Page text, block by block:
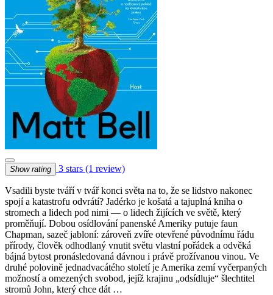
Show rating 3 stars (1 review)
Vsadili byste tváří v tvář konci světa na to, že se lidstvo nakonec
spojí a katastrofu odvrátí? Jadérko je košatá a tajuplná kniha o
stromech a lidech pod nimi — o lidech žijících ve světě, který
proměňují. Dobou osídlování panenské Ameriky putuje faun
Chapman, sazeč jabloní: zároveň zvíře otevřené původnímu řádu
přírody, člověk odhodlaný vnutit světu vlastní pořádek a odvěká
bájná bytost pronásledovaná dávnou i právě prožívanou vinou. Ve
druhé polovině jednadvacátého století je Amerika zemí vyčerpaných
možností a omezených svobod, jejíž krajinu „odsídluje“ šlechtitel
stromů John, který chce dát …